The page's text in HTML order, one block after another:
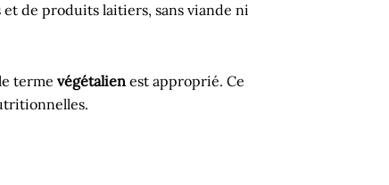
de produits laitiers, sans viande ni
terme végétalien est approprié. Ce